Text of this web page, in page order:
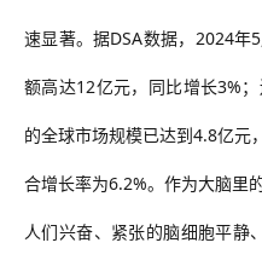
速显著。据DSA数据，2024年
额高达12亿元，同比增长3%
的全球市场规模已达到4.8亿元
合增长率为6.2%。作为大脑里
人们兴奋、紧张的脑细胞平静